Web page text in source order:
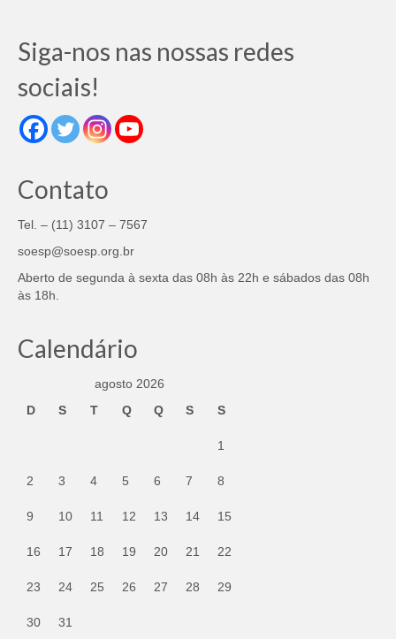
Siga-nos nas nossas redes
sociais!
Contato
Tel. – (11) 3107 – 7567
soesp@soesp.org.br
Aberto de segunda à sexta das 08h às 22h e sábados das 08h
às 18h.
Calendário
agosto 2026
D
S T Q Q S S
1
2 3 4 5 6 7 8
9 10 11 12 13 14 15
16 17 18 19 20 21 22
23 24 25 26 27 28 29
30
31